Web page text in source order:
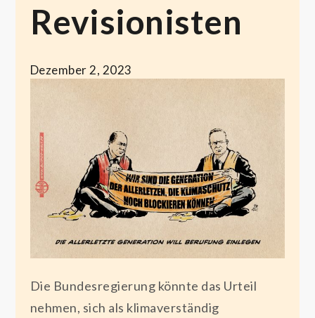
Revisionisten
Dezember 2, 2023
Die Bundesregierung könnte das Urteil
nehmen, sich als klimaverständig